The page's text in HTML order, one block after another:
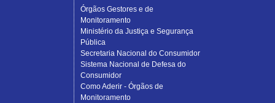
Órgãos Gestores e de
Monitoramento
Ministério da Justiça e Segurança
Pública
Secretaria Nacional do Consumidor
Sistema Nacional de Defesa do
Consumidor
Como Aderir - Órgãos de
Monitoramento